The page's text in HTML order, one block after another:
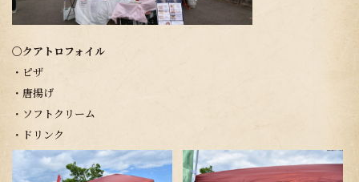
〇クアトロフォイル
・ピザ
・唐揚げ
・ソフトクリーム
・ドリンク